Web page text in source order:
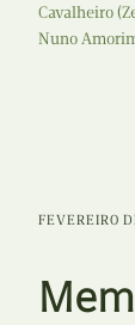
Cavalheiro
Nuno
FEVEREIRO